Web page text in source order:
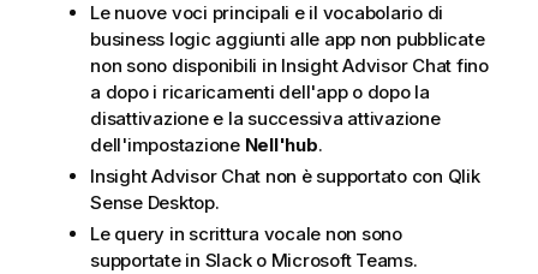
Le nuove voci principali e il vocabolario di
business logic aggiunti alle app non pubblicate
non sono disponibili in Insight Advisor Chat fino
a dopo i ricaricamenti dell'app o dopo la
disattivazione e la successiva attivazione
dell'impostazione Nell'hub.
Insight Advisor Chat non è supportato con Qlik
Sense Desktop.
Le query in scrittura vocale non sono
supportate in Slack o Microsoft Teams.